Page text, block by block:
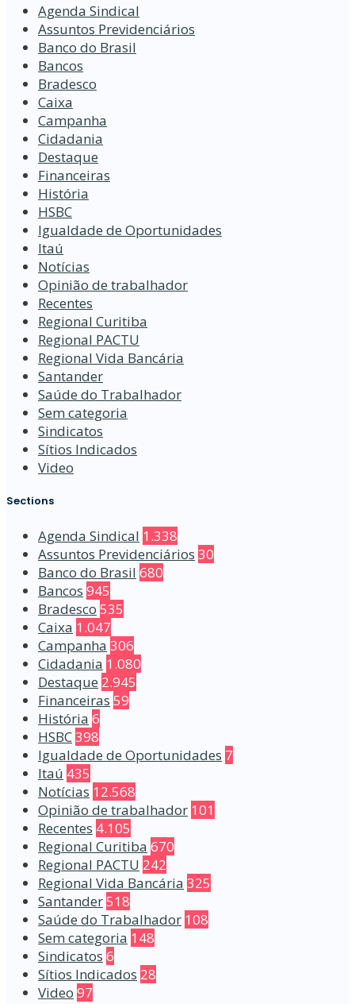
Agenda Sindical
Assuntos Previdenciários
Banco do Brasil
Bancos
Bradesco
Caixa
Campanha
Cidadania
Destaque
Financeiras
História
HSBC
Igualdade de Oportunidades
Itaú
Notícias
Opinião de trabalhador
Recentes
Regional Curitiba
Regional PACTU
Regional Vida Bancária
Santander
Saúde do Trabalhador
Sem categoria
Sindicatos
Sítios Indicados
Video
Sections
Agenda Sindical 1.338
Assuntos Previdenciários 30
Banco do Brasil 680
Bancos 945
Bradesco 535
Caixa 1.047
Campanha 306
Cidadania 1.080
Destaque 2.945
Financeiras 59
História 6
HSBC398
Igualdade de Oportunidades 7
Itaú 435
Notícias 12.568
Opinião de trabalhador 101
Recentes 4.105
Regional Curitiba 670
Regional PACTU 242
Regional Vida Bancária 325
Santander518
Saúde do Trabalhador 108
Sem categoria 148
Sindicatos 6
Sítios Indicados 28
Video 97